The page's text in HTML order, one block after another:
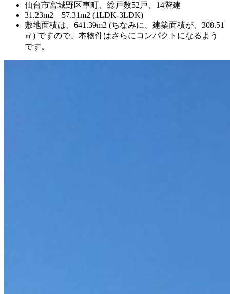
仙台市宮城野区車町、総戸数52戸、14階建
31.23m2 – 57.31m2 (1LDK-3LDK)
敷地面積は、641.39m2 (ちなみに、建築面積が、308.51
㎡) ですので、本物件はさらにコンパクトになるよう
です。